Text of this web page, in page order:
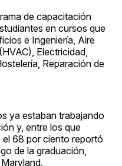
de capacitación
en cursos que
e Ingeniería, Aire
Electricidad,
Reparación de
ya estaban trabajando
y, entre los que
68 por ciento reportó
de la graduación,